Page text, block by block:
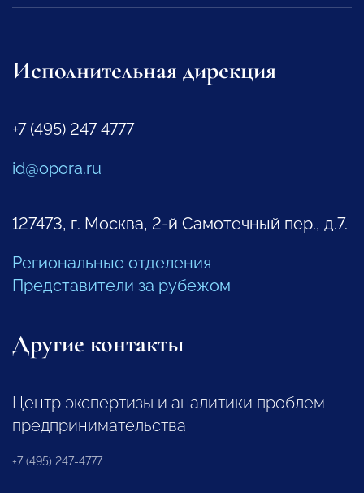
Исполнительная дирекция
+7 (495) 247 4777
id@opora.ru
127473, г. Москва, 2-й Самотечный пер., д.7.
Региональные отделения
Представители за рубежом
Другие контакты
Центр экспертизы и аналитики проблем
предпринимательства
+7 (495) 247-4777